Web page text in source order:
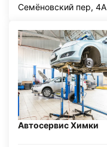
Семёновский пер, 4А
Автосервис Химки